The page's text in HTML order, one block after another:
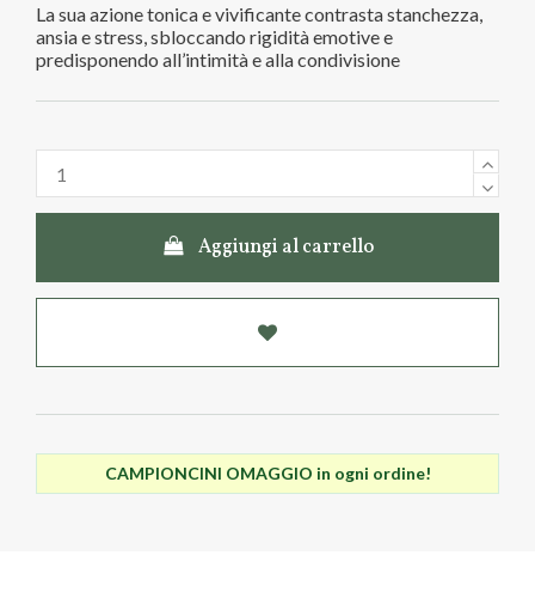
La sua azione tonica e vivificante contrasta stanchezza,
ansia e stress, sbloccando rigidità emotive e
predisponendo all’intimità e alla condivisione
Aggiungi al carrello
CAMPIONCINI OMAGGIO in ogni ordine!